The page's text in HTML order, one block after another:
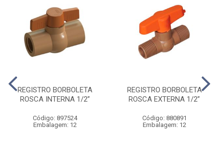
REGISTRO BORBOLETA
ROSCA INTERNA 1/2”
Código: 897524
Embalagem: 12
REGISTRO BORBOLETA
ROSCA EXTERNA 1/2”
Código: 880891
Embalagem: 12